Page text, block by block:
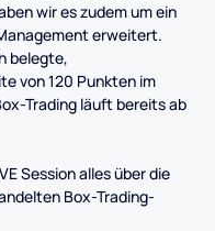
wir es zudem um ein
erweitert.
belegte,
von 120 Punkten im
Trading läuft bereits ab
Session alles über die
Box-Trading-